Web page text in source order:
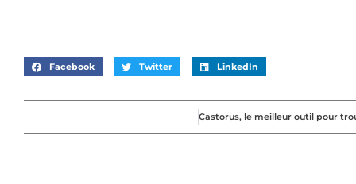
Facebook Twitter LinkedIn